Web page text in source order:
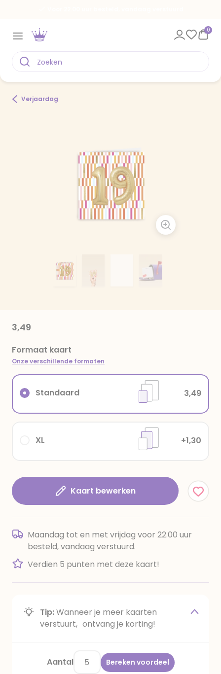
0
Verjaardag
3,49
Formaat kaart
Onze verschillende formaten
XL +1,30
Standaard 3,49
Kaart bewerken
Maandag tot en met vrijdag voor 22.00 uur
besteld, vandaag verstuurd.
Verdien 5 punten met deze kaart!
Tip:Wanneer je meer kaarten
verstuurt, ontvang je korting!
Aantal Bereken voordeel